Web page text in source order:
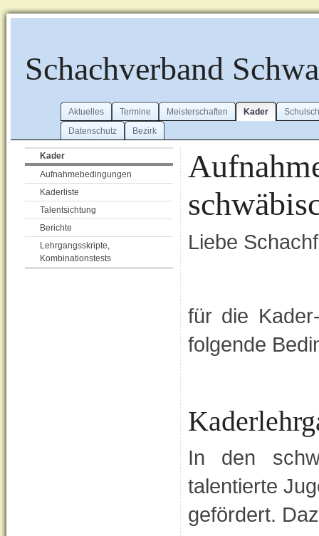
Schachverband
Aktuelles Termine Meisterschaften Kader
Datenschutz
Bezirk
Kader
Aufnahmebedingungen
Kaderliste
Talentsichtung
Berichte
Lehrgangsskripte,
Kombinationstests
Liebe
für die
folgende
In den
talentierte
gefördert.